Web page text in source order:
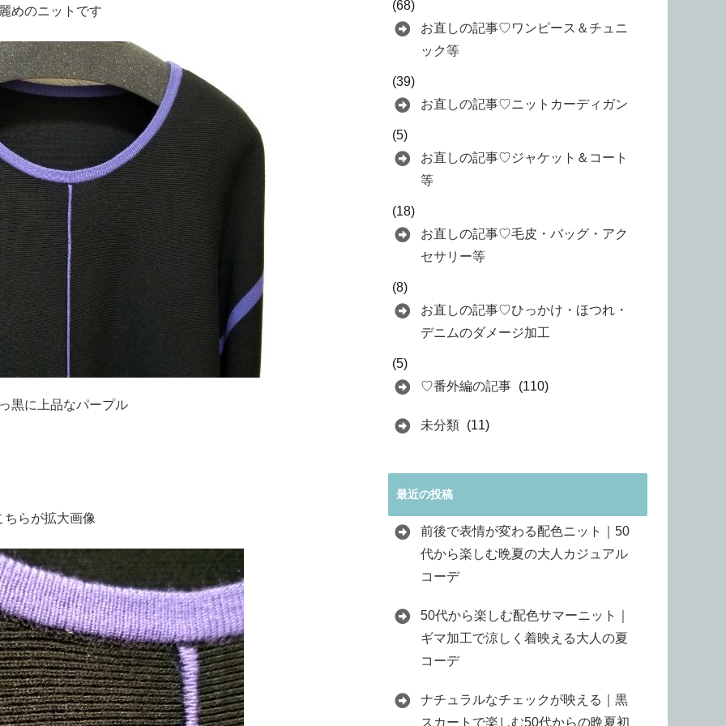
めのニットです
黒に上品なパープル
ちらが拡大画像
(68)
お直しの記事♡ワンピース＆チュニ
ック等
(39)
お直しの記事♡ニットカーディガン
(5)
お直しの記事♡ジャケット＆コート
等
(18)
お直しの記事♡毛皮・バッグ・アク
セサリー等
(8)
お直しの記事♡ひっかけ・ほつれ・
デニムのダメージ加工
(5)
♡番外編の記事 (110)
未分類 (11)
最近の投稿
前後で表情が変わる配色ニット｜50
代から楽しむ晩夏の大人カジュアル
コーデ
50代から楽しむ配色サマーニット｜
ギマ加工で涼しく着映える大人の夏
コーデ
ナチュラルなチェックが映える｜黒
スカートで楽しむ50代からの晩夏初